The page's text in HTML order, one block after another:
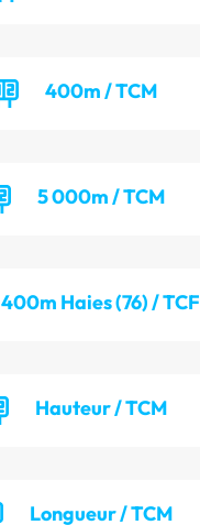
400m / TCM
5 000m / TCM
400m Haies (76) / TCF
Hauteur / TCM
Longueur / TCM